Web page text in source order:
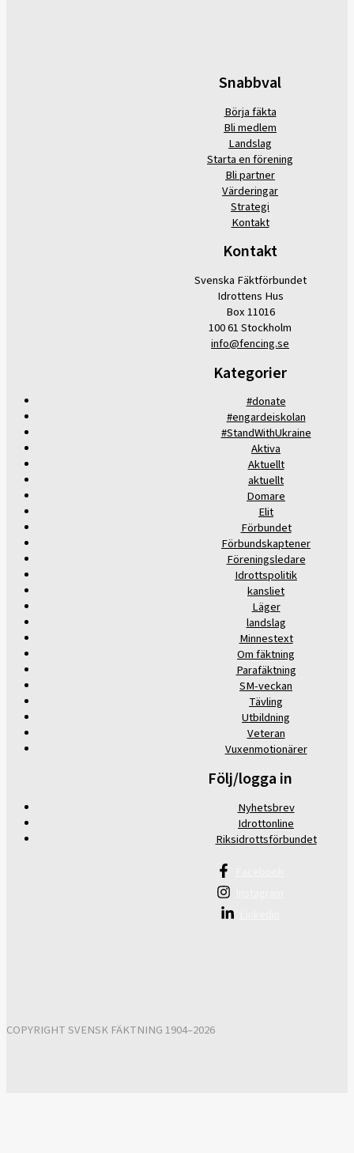
Snabbval
Börja fäkta
Bli medlem
Landslag
Starta en förening
Bli partner
Värderingar
Strategi
Kontakt
Kontakt
Svenska Fäktförbundet
Idrottens Hus
Box 11016
100 61 Stockholm
info@fencing.se
Kategorier
#donate
#engardeiskolan
#StandWithUkraine
Aktiva
Aktuellt
aktuellt
Domare
Elit
Förbundet
Förbundskaptener
Föreningsledare
Idrottspolitik
kansliet
Läger
landslag
Minnestext
Om fäktning
Parafäktning
SM-veckan
Tävling
Utbildning
Veteran
Vuxenmotionärer
Följ/logga in
Nyhetsbrev
Idrottonline
Riksidrottsförbundet
COPYRIGHT SVENSK FÄKTNING 1904–2026